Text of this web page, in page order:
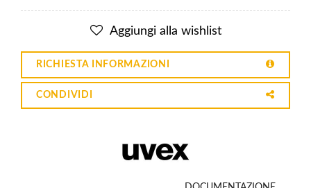
Aggiungi alla wishlist
RICHIESTA INFORMAZIONI
CONDIVIDI